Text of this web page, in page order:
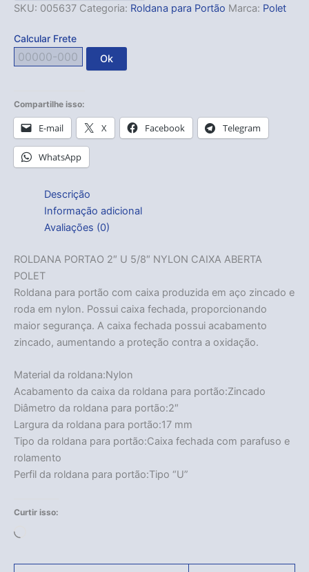
SKU: 005637 Categoria: Roldana para Portão Marca: Polet
Calcular Frete
Ok
Compartilhe isso:
E-mail X Facebook Telegram
WhatsApp
Descrição
Informação adicional
Avaliações (0)
ROLDANA PORTAO 2″ U 5/8″ NYLON CAIXA ABERTA
POLET
Roldana para portão com caixa produzida em aço zincado e
roda em nylon. Possui caixa fechada, proporcionando
maior segurança. A caixa fechada possui acabamento
zincado, aumentando a proteção contra a oxidação.
Material da roldana:Nylon
Acabamento da caixa da roldana para portão:Zincado
Diâmetro da roldana para portão:2″
Largura da roldana para portão:17 mm
Tipo da roldana para portão:Caixa fechada com parafuso e
rolamento
Perfil da roldana para portão:Tipo “U”
Curtir isso: